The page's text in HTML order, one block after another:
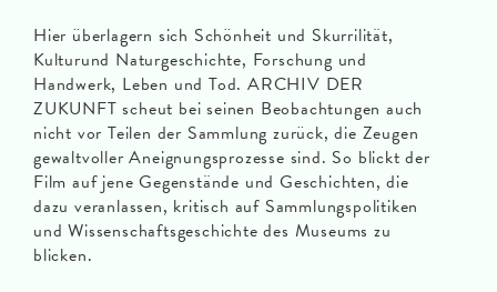
Hier überlagern sich Schönheit und Skurrilität,
Kulturund Naturgeschichte, Forschung und
Handwerk, Leben und Tod. ARCHIV DER
ZUKUNFT scheut bei seinen Beobachtungen auch
nicht vor Teilen der Sammlung zurück, die Zeugen
gewaltvoller Aneignungsprozesse sind. So blickt der
Film auf jene Gegenstände und Geschichten, die
dazu veranlassen, kritisch auf Sammlungspolitiken
und Wissenschaftsgeschichte des Museums zu
blicken.